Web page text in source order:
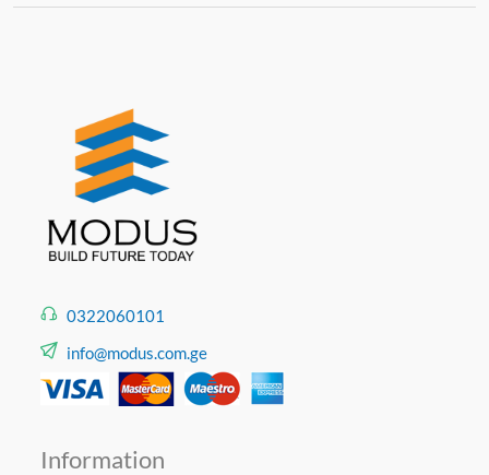
შექმნის თქვენს ინტერიერში.
0322060101
info@modus.com.ge
Information